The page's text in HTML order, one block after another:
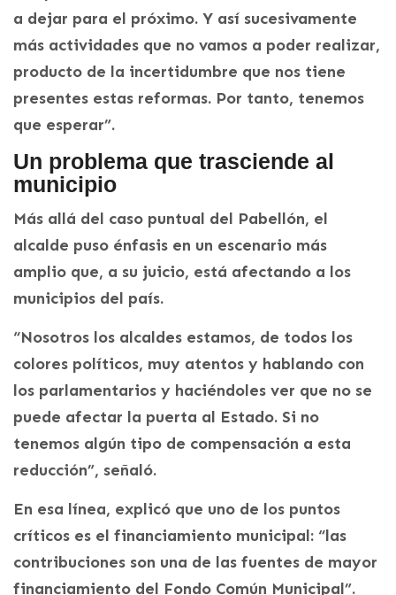
a dejar para el próximo. Y así sucesivamente
más actividades que no vamos a poder realizar,
producto de la incertidumbre que nos tiene
presentes estas reformas. Por tanto, tenemos
que esperar”.
Un problema que trasciende al
municipio
Más allá del caso puntual del Pabellón, el
alcalde puso énfasis en un escenario más
amplio que, a su juicio, está afectando a los
municipios del país.
“Nosotros los alcaldes estamos, de todos los
colores políticos, muy atentos y hablando con
los parlamentarios y haciéndoles ver que no se
puede afectar la puerta al Estado. Si no
tenemos algún tipo de compensación a esta
reducción”, señaló.
En esa línea, explicó que uno de los puntos
críticos es el financiamiento municipal: “las
contribuciones son una de las fuentes de mayor
financiamiento del Fondo Común Municipal”.